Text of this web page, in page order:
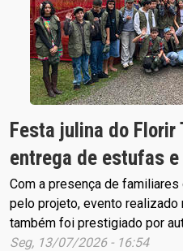
Festa julina do Florir
entrega de estufas
Com a presença de
pelo projeto, evento realizado
também foi prestigiado por
Seg, 13/07/2026 - 16:54